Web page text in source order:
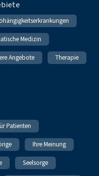
Medizin
Angebote Therapie
Patienten
Ihre Meinung
Seelsorge